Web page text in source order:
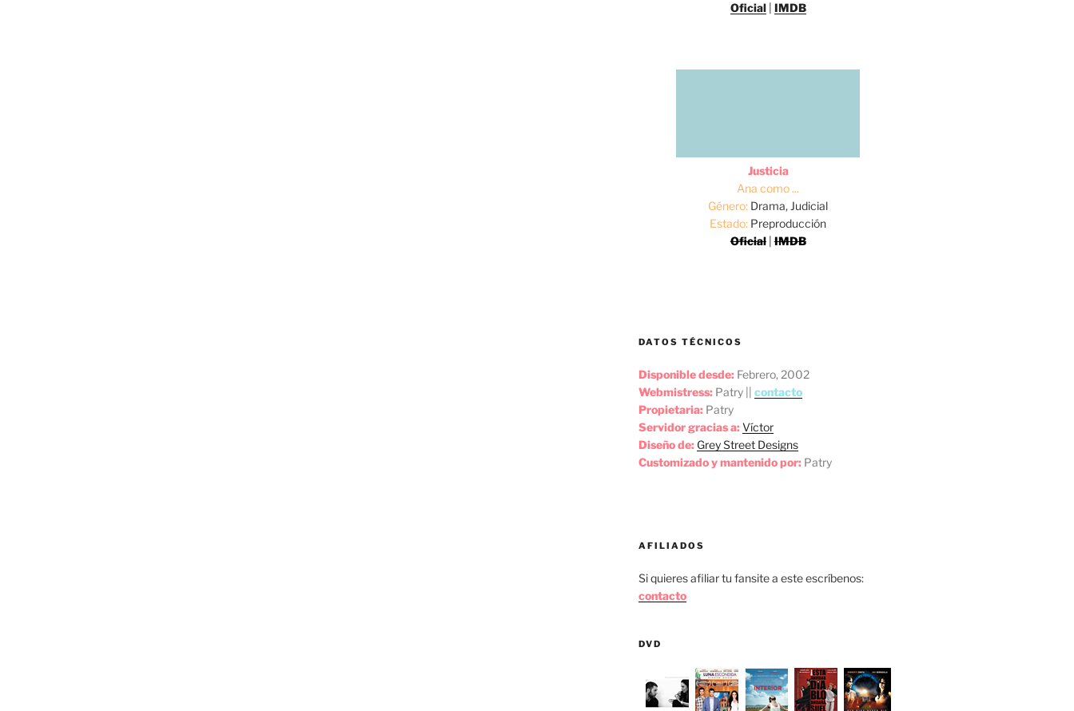
Oficial| IMDB
Justicia
Ana como ...
Género: Drama, Judicial
Estado: Preproducción
Oficial|IMDB
DATOS TÉCNICOS
Disponible desde: Febrero, 2002
Webmistress: Patry || contacto
Propietaria: Patry
Servidor gracias a: Víctor
Diseño de: Grey Street Designs
Customizado y mantenido por: Patry
AFILIADOS
Si quieres afiliar tu fansite a este escríbenos:
contacto
DVD